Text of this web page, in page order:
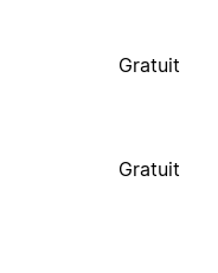
Gratuit
Gratuit